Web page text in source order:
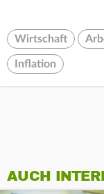
Wirtschaft
Inflation
AUCH